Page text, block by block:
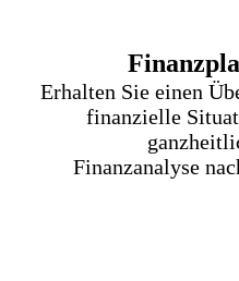
Erhalten Sie einen
finanzielle
Finanzanalyse